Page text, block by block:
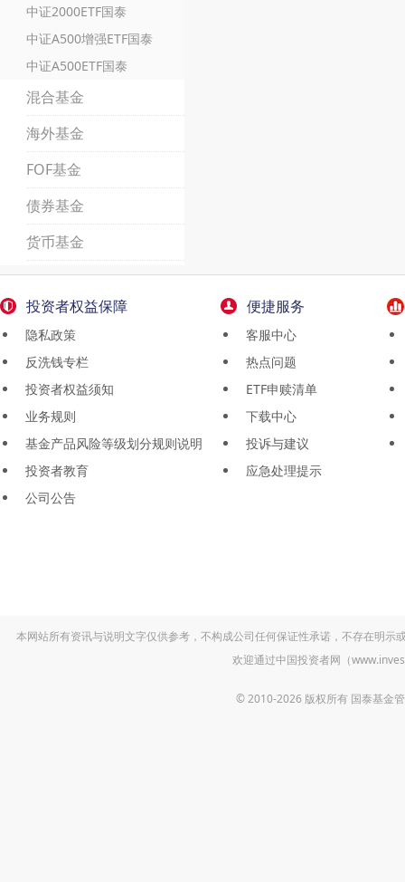
中证2000ETF国泰
中证A500增强ETF国泰
中证A500ETF国泰
混合基金
海外基金
FOF基金
债券基金
货币基金
投资者权益保障
隐私政策
反洗钱专栏
投资者权益须知
业务规则
基金产品风险等级划分规则说明
投资者教育
公司公告
便捷服务
客服中心
热点问题
ETF申赎清单
下载中心
投诉与建议
应急处理提示
本网站所有资讯与说明文字仅供参考，不构成公司任何保证性承诺，不存在明
欢迎通过中国投资者网（
© 2010-2026 版权所有 国泰基金